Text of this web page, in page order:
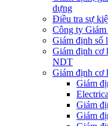
dựng
Điều tra sự
Công ty Giám
Giám định số
Giám định cơ
NDT
Giám định
Giám
Giám
Giám